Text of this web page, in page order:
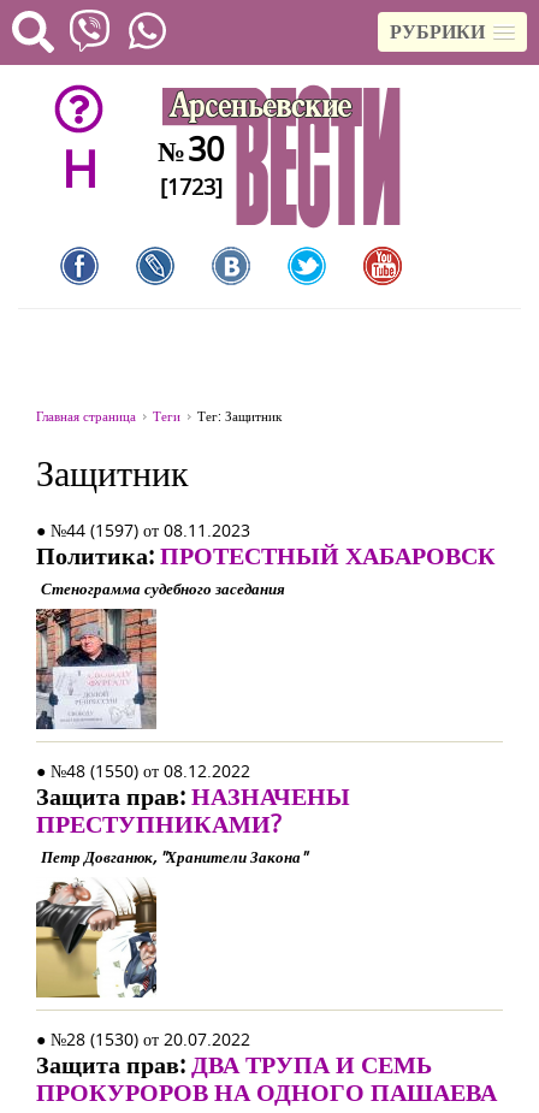
РУБРИКИ
H №30
[1723]
Главная страница Теги Тег: Защитник
Защитник
● №44 (1597) от 08.11.2023
Политика:ПРОТЕСТНЫЙ ХАБАРОВСК
Стенограмма судебного заседания
● №48 (1550) от 08.12.2022
Защита прав:НАЗНАЧЕНЫ
ПРЕСТУПНИКАМИ?
Петр Довганюк, "Хранители Закона"
● №28 (1530) от 20.07.2022
Защита прав:ДВА ТРУПА И СЕМЬ
ПРОКУРОРОВ НА ОДНОГО ПАШАЕВА